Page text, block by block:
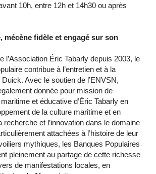
10h, entre 12h et 14h30 ou après
mécène fidèle et engagé sur son
l’Association Éric Tabarly depuis 2003, le
contribue à l’entretien et à la
Avec le soutien de l’ENVSN,
donnée pour mission de
et éducative d’Éric Tabarly en
de la culture maritime et en
recherche et l’innovation dans le domaine
attachées à l’histoire de leur
mythiques, les Banques Populaires
pleinement au partage de cette richesse
de manifestations locales, en